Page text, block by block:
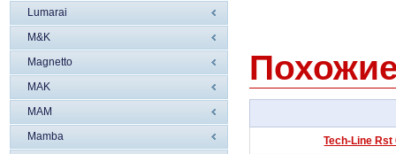
Lumarai
M&K
Magnetto
MAK
MAM
Mamba
Tech-Line Rst